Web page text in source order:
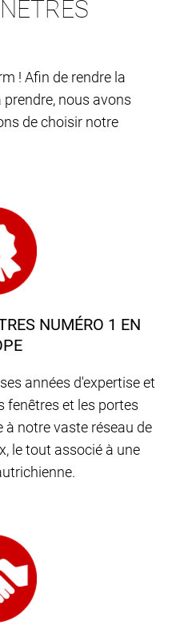
! Afin de rendre la
nous avons
de choisir notre
NUMÉRO 1 EN
années d'expertise et
fenêtres et les portes
à notre vaste réseau de
le tout associé à une